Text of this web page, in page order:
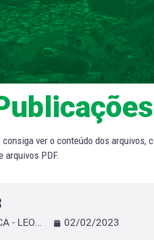
ver o conteúdo dos
PDF.
EXONERA SERVIDOR QUE ESPECIFICA - LEONARDO FERRAZ PIMENTEL 02/02/2023